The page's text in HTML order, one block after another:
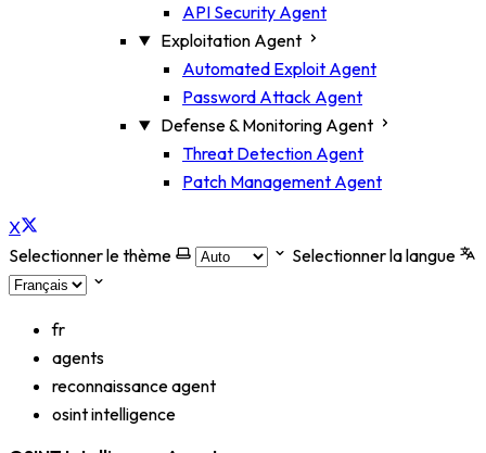
API Security Agent
Exploitation Agent
Automated Exploit Agent
Password Attack Agent
Defense & Monitoring Agent
Threat Detection Agent
Patch Management Agent
X
Selectionner le thème
Selectionner la langue
fr
agents
reconnaissance agent
osint intelligence